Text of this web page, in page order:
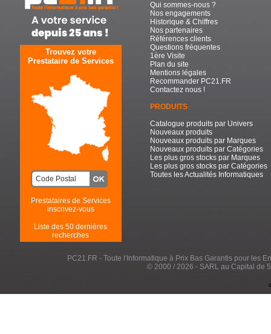
Trouvez votre
Prestataire de Services
Prestataires de Services
inscrivez-vous
Liste des 50 dernières
recherches
Qui sommes-nous ?
Nos engagements
Historique & Chiffres
Nos partenaires
Références clients
Questions fréquentes
1ère Visite
Plan du site
Mentions légales
Recommander PC21.FR
Contactez nous !
PRODUITS
Catalogue produits par Univers
Nouveaux produits
Nouveaux produits par Marques
Nouveaux produits par Catégories
Les plus gros stocks par Marques
Les plus gros stocks par Catégories
Toutes les Actualités Informatiques
PC21.FR - Toute l'Informatique à Prix Bas Garantis pour les
© 2000 / 2026 - SARL au Capital de